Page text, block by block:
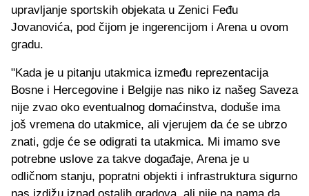
upravljanje sportskih objekata u Zenici Feđu
Jovanovića, pod čijom je ingerencijom i Arena u ovom
gradu.
"Kada je u pitanju utakmica između reprezentacija
Bosne i Hercegovine i Belgije nas niko iz našeg Saveza
nije zvao oko eventualnog domaćinstva, doduše ima
još vremena do utakmice, ali vjerujem da će se ubrzo
znati, gdje će se odigrati ta utakmica. Mi imamo sve
potrebne uslove za takve događaje, Arena je u
odličnom stanju, popratni objekti i infrastruktura sigurno